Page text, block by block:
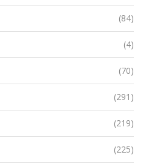
(84)
(4)
(70)
(291)
(219)
(225)